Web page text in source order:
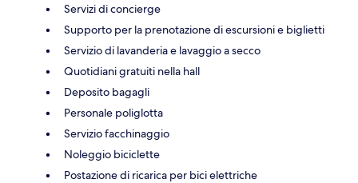
Servizi di concierge
Supporto per la prenotazione di escursioni e biglietti
Servizio di lavanderia e lavaggio a secco
Quotidiani gratuiti nella hall
Deposito bagagli
Personale poliglotta
Servizio facchinaggio
Noleggio biciclette
Postazione di ricarica per bici elettriche